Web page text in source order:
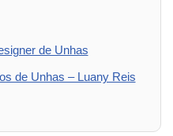
de Unhas
de Unhas – Luany Reis